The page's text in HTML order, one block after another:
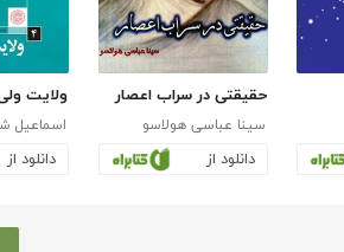
حقیقتی در سراب اعصار
سینا عباسی هولاسو
دانلود از
ولایت ولی
دانلود از